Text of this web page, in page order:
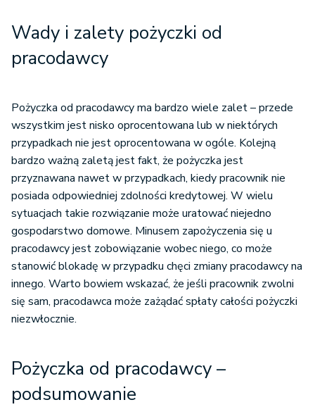
Wady i zalety pożyczki od
pracodawcy
Pożyczka od pracodawcy ma bardzo wiele zalet – przede
wszystkim jest nisko oprocentowana lub w niektórych
przypadkach nie jest oprocentowana w ogóle. Kolejną
bardzo ważną zaletą jest fakt, że pożyczka jest
przyznawana nawet w przypadkach, kiedy pracownik nie
posiada odpowiedniej zdolności kredytowej. W wielu
sytuacjach takie rozwiązanie może uratować niejedno
gospodarstwo domowe. Minusem zapożyczenia się u
pracodawcy jest zobowiązanie wobec niego, co może
stanowić blokadę w przypadku chęci zmiany pracodawcy na
innego. Warto bowiem wskazać, że jeśli pracownik zwolni
się sam, pracodawca może zażądać spłaty całości pożyczki
niezwłocznie.
Pożyczka od pracodawcy –
podsumowanie